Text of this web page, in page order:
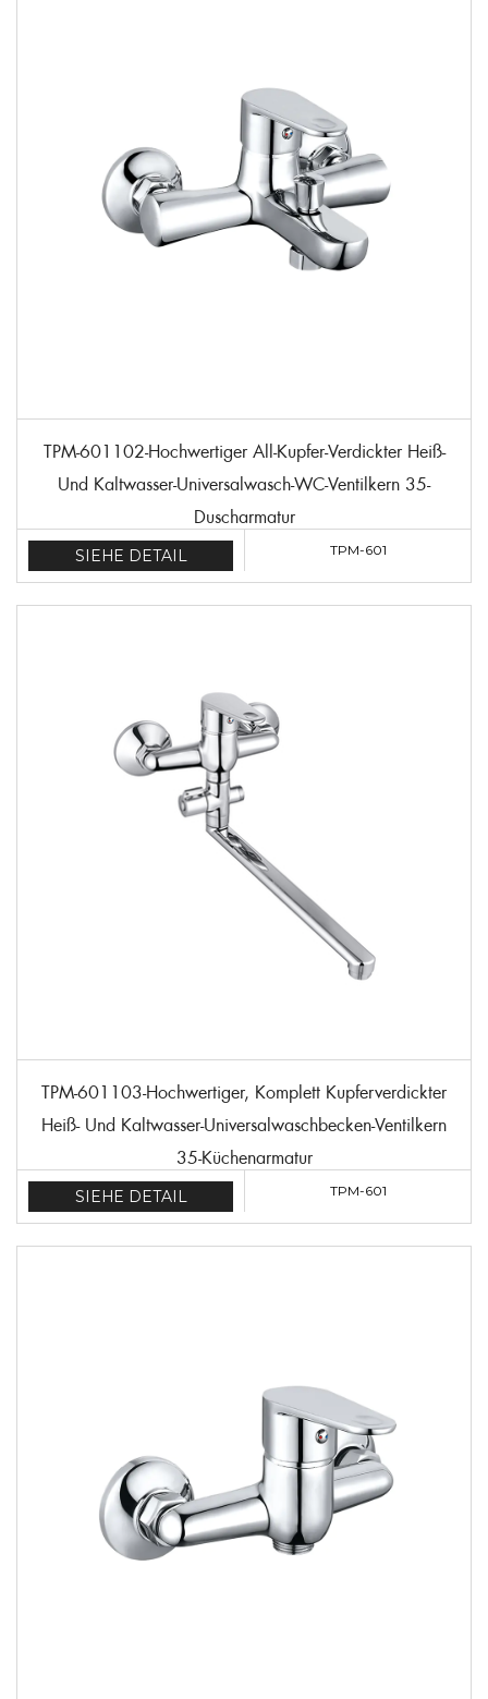
TPM-601102-Hochwertiger All-Kupfer-Verdickter Heiß-
Und Kaltwasser-Universalwasch-WC-Ventilkern 35-
Duscharmatur
SIEHE DETAIL TPM-601
TPM-601103-Hochwertiger, Komplett Kupferverdickter
Heiß- Und Kaltwasser-Universalwaschbecken-Ventilkern
35-Küchenarmatur
SIEHE DETAIL TPM-601